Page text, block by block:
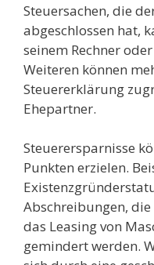
Steuersachen, die
abgeschlossen hat,
seinem Rechner
Weiteren können
Steuererklärung
Ehepartner.
Steuerersparnisse
Punkten erzielen.
Abschreibungen,
das Leasing von
gemindert werden.